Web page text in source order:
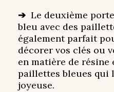
➔ Le deuxième
bleu avec des
également parfait
décorer vos clés ou
en matière de résine
paillettes bleues qui
joyeuse.